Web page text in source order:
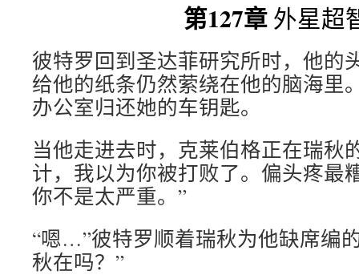
第127章 外星超
彼特罗回到圣达菲研究所时，他的
给他的纸条仍然萦绕在他的脑海里
办公室归还她的车钥匙。
当他走进去时，克莱伯格正在瑞秋
计，我以为你被打败了。偏头疼
你不是太严重。”
“嗯…”彼特罗顺着瑞秋为他缺席编
秋在吗？”